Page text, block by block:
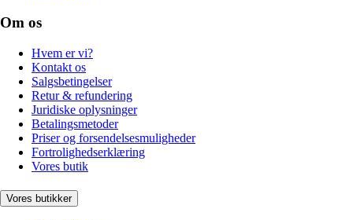
Om os
Hvem er vi?
Kontakt os
Salgsbetingelser
Retur & refundering
Juridiske oplysninger
Betalingsmetoder
Priser og forsendelsesmuligheder
Fortrolighedserklæring
Vores butik
Vores butikker